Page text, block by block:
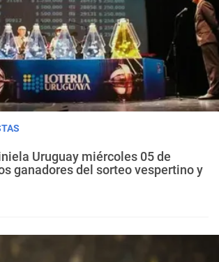
Uruguay miércoles 05 de
ganadores del sorteo vespertino y